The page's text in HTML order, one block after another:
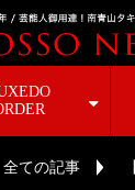
全ての記事